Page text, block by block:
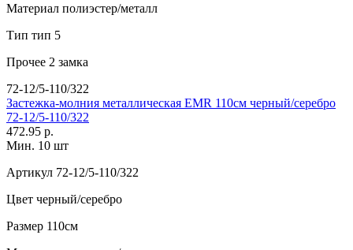
Материал полиэстер/металл
Тип тип 5
Прочее 2 замка
72-12/5-110/322
Застежка-молния металлическая EMR 110см черный/серебро
72-12/5-110/322
472.95 р.
Мин. 10 шт
Артикул 72-12/5-110/322
Цвет черный/серебро
Размер 110см